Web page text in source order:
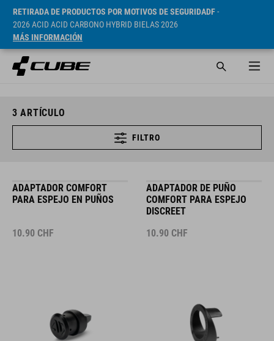
RETIRADA DE PRODUCTOS POR MOTIVOS DE SEGURIDADF-
2026 ACID ACID CARBONO HYBRID BIELAS 2026
MÁS INFORMACIÓN
3 ARTÍCULO
FILTRO
ADAPTADOR COMFORT
PARA ESPEJO EN PUÑOS
10.90 CHF
ADAPTADOR DE PUÑO
COMFORT PARA ESPEJO
DISCREET
10.90 CHF